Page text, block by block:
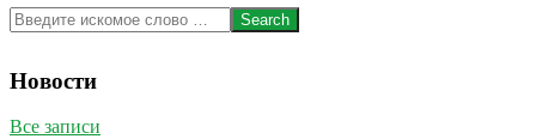
Search
Новости
Все записи